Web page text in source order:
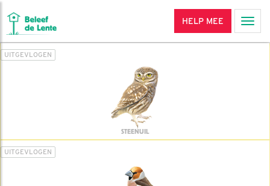
HELP MEE
UITGEVLOGEN
STEENUIL
UITGEVLOGEN